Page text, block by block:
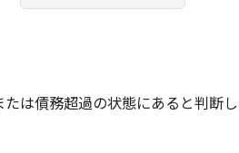
は債務超過の状態にあると判断